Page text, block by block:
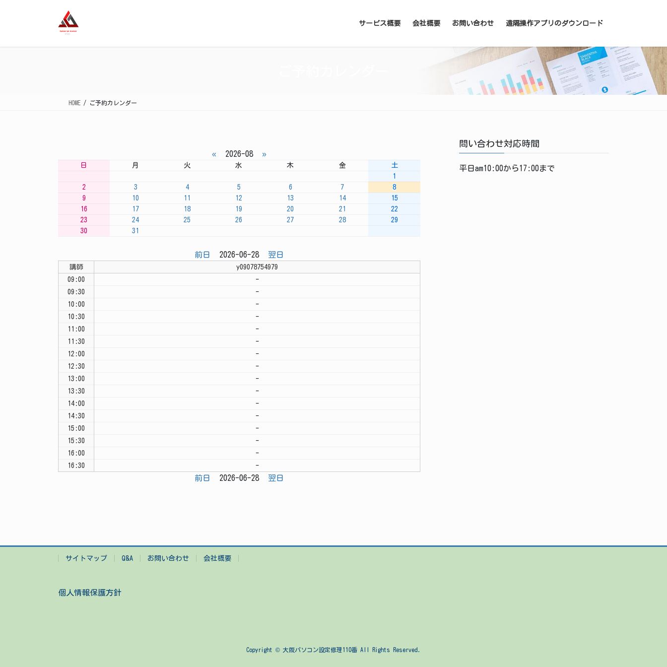
サービス概要 会社概要 お問い合わせ 遠隔操作アプリのダウンロード
HOME ご予約カレンダー
« 2026-08 »
日 月 火 水 木 金
土
1
2
3 4 5 6 7
8
9
10 11 12 13 14
15
16
17 18 19 20 21
22
23
24 25 26 27 28
29
30
31
前日 2026-06-28 翌日
講師
y09078754979
09:00
-
09:30
-
10:00
-
10:30
-
11:00
-
11:30
-
12:00
-
12:30
-
13:00
-
13:30
-
14:00
-
14:30
-
15:00
-
15:30
-
16:00
-
16:30
-
前日 2026-06-28 翌日
問い合わせ対応時間
平日am10:00から17:00まで
サイトマップ Q&A お問い合わせ 会社概要
個人情報保護方針
Copyright © 大阪パソコン設定修理110番 All Rights Reserved.